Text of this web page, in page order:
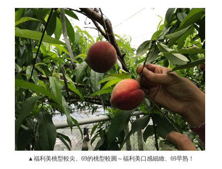
▲福利美桃型較尖、69的桃型較圓～福利美口感細緻、69早熟！